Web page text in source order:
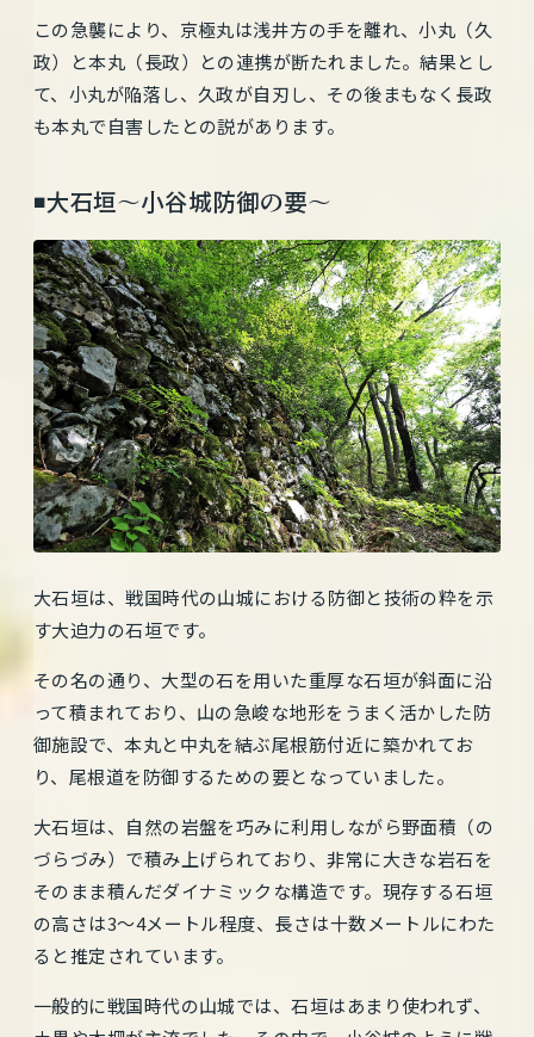
この急襲により、京極丸は浅井方の手を離れ、小丸（久
政）と本丸（長政）との連携が断たれました。結果とし
て、小丸が陥落し、久政が自刃し、その後まもなく長政
も本丸で自害したとの説があります。
◾️大石垣〜小谷城防御の要〜
大石垣は、戦国時代の山城における防御と技術の粋を示
す大迫力の石垣です。
その名の通り、大型の石を用いた重厚な石垣が斜面に沿
って積まれており、山の急峻な地形をうまく活かした防
御施設で、本丸と中丸を結ぶ尾根筋付近に築かれてお
り、尾根道を防御するための要となっていました。
大石垣は、自然の岩盤を巧みに利用しながら野面積（の
づらづみ）で積み上げられており、非常に大きな岩石を
そのまま積んだダイナミックな構造です。現存する石垣
の高さは3〜4メートル程度、長さは十数メートルにわた
ると推定されています。
一般的に戦国時代の山城では、石垣はあまり使われず、